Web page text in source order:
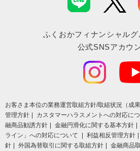
ふくおかフィナンシャル
公式SNSアカウ
お客さま本位の業務運営取組⽅針/取組状況（成果
管理方針
カスタマーハラスメントへの対応に
融商品勧誘方針
金融円滑化に関する基本方針
ライン」への対応について
利益相反管理方針
針
外国為替取引に関する取組方針 金融商品